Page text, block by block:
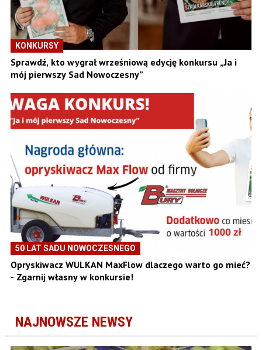
KONKURSY
Sprawdź, kto wygrał wrześniową edycję konkursu „Ja i
mój pierwszy Sad Nowoczesny”
50 LAT SADU NOWOCZESNEGO
Opryskiwacz WULKAN MaxFlow dlaczego warto go mieć?
- Zgarnij własny w konkursie!
NAJNOWSZE NEWSY